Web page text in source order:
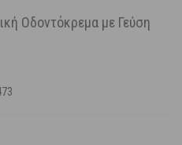
Οδοντόκρεμα με Γεύση